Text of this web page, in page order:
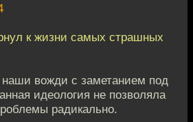
к жизни самых страшных
вожди с заметанием под
идеология не позволяла
радикально.